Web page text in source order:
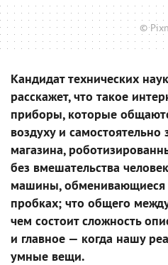
©
Кандидат технических
расскажет, что такое
приборы, которые
воздуху и
магазина,
без вмешательства
машины,
пробках; что общего
чем состоит сложность
и главное — когда нашу
умные вещи.